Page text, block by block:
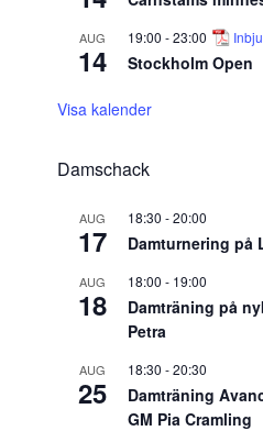
AUG
14
19:00 -23:00
Stockholm Open
Visa kalender
Damschack
AUG
17
18:30 -20:00
Damturnering på
AUG
18
18:00 - 19:00
Damträning på
Petra
AUG
25
18:30 -20:30
Damträning
GM Pia Cramling